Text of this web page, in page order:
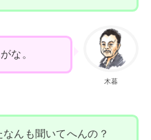
木暮
な。
なんも聞いてへんの？